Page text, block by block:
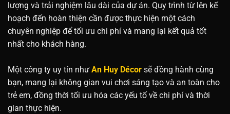
lượng và trải nghiệm lâu dài của dự án. Quy trình từ lên kế
hoạch đến hoàn thiện cần được thực hiện một cách
chuyên nghiệp để tối ưu chi phí và mang lại kết quả tốt
nhất cho khách hàng.
Một công ty uy tín như An Huy Décor sẽ đồng hành cùng
bạn, mang lại không gian vui chơi sáng tạo và an toàn cho
trẻ em, đồng thời tối ưu hóa các yếu tố về chi phí và thời
gian thực hiện.